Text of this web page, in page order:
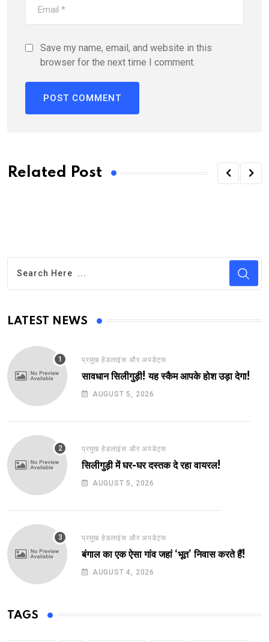
Save my name, email, and website in this
browser for the next time I comment.
Related Post
LATEST NEWS
प्रमुख हेडलाइंस और अपडेट्स
सावधान सिलीगुड़ी! यह स्कैम आपके होश उड़ा देगा!
AUGUST 5, 2026
प्रमुख हेडलाइंस और अपडेट्स
सिलीगुड़ी में घर-घर दस्तक दे रहा वायरल!
AUGUST 5, 2026
प्रमुख हेडलाइंस और अपडेट्स
बंगाल का एक ऐसा गांव जहां ‘भूत’ निवास करते हैं!
AUGUST 4, 2026
TAGS